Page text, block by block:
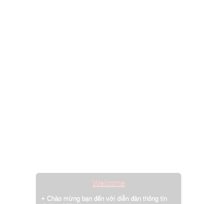
Welcome
+ Chào mừng bạn đến với diễn đàn thông tin